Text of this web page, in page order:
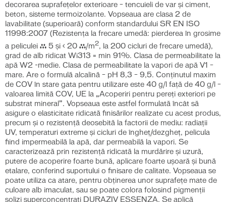
decorarea suprafețelor exterioare – tencuieli de var și ciment,
beton, sisteme termoizolante. Vopseaua are clasa 2 de
lavabilitate (superioară) conform standardului SR EN ISO
11998:2007 (Rezistenţa la frecare umedă: pierderea în grosime
a peliculei ≥ 5 şi < 20 μ/m2, la 200 cicluri de frecare umedă),
grad de alb ridicat Wi313 = min 91%. Clasa de permeabilitate la
apă W2 -medie. Clasa de permeabilitate la vapori de apă V1 –
mare. Are o formulă alcalină – pH 8,3 – 9,5. Conținutul maxim
de COV în stare gata pentru utilizare este 40 g/l față de 40 g/l –
valoarea limită COV, UE la „Acoperiri pentru pereţi exteriori pe
substrat mineral”. Vopseaua este astfel formulată încât să
asigure o elasticitate ridicată finisărilor realizate cu acest produs,
precum şi o rezistenţă deosebită la factorii de mediu: radiații
UV, temperaturi extreme și cicluri de îngheţ/dezgheţ, pelicula
fiind impermeabilă la apă, dar permeabilă la vapori. Se
caracterizează prin rezistenţă ridicată la murdărire şi uzură,
putere de acoperire foarte bună, aplicare foarte uşoară şi bună
etalare, conferind suportului o finisare de calitate. Vopseaua se
poate utiliza ca atare, pentru obţinerea unor suprafeţe mate de
culoare alb imaculat, sau se poate colora folosind pigmenţii
solizi superconcentraţi DURAZIV ESSENZA. Se aplică